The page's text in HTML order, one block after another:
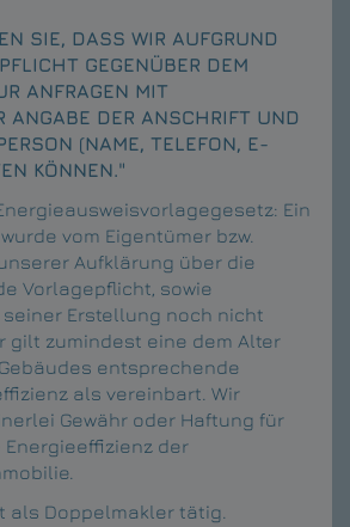
SIE, DASS WIR AUFGRUND
GEGENÜBER DEM
ANFRAGEN MIT
ANGABE DER ANSCHRIFT UND
(NAME, TELEFON, E-
KÖNNEN."
Ein
vom Eigentümer bzw.
Aufklärung über die
Vorlagepflicht, sowie
Erstellung noch nicht
gilt zumindest eine dem Alter
entsprechende
als vereinbart. Wir
Gewähr oder Haftung für
der
als Doppelmakler tätig.